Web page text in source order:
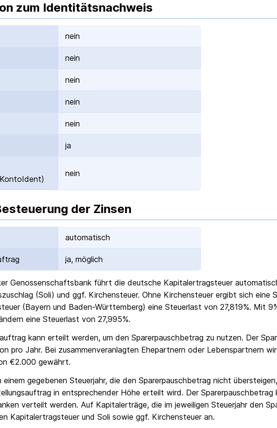
zum Identitätsnachweis
nein
nein
nein
nein
nein
ja
nein
der Zinsen
automatisch
ja, möglich
Genossenschaftsbank führt die deutsche Kapital­ertrag­steuer
(Soli) und ggf. Kirchensteuer. Ohne Kirchensteuer ergibt sich eine
(Bayern und Baden-Württemberg) eine Steuerlast von 27,819%. Mit
eine Steuerlast von 27,995%.
kann erteilt werden, um den Sparer­pausch­betrag zu nutzen. Der
pro Jahr. Bei zusammenveranlagten Ehepartnern oder Lebenspartnern
€2.000 gewährt.
einem gegebenen Steuerjahr, die den Sparer­pausch­betrag nicht
in entsprechender Höhe erteilt wird. Der Sparer­pausch­betrag
verteilt werden. Auf Kapitalerträge, die im jeweiligen Steuerjahr den
Kapital­ertrag­steuer und Soli sowie ggf. Kirchensteuer an.